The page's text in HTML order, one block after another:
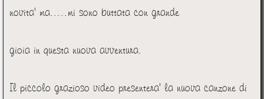
novita' ma.....mi sono buttata con grande
gioia in questa nuova avventura.
Il piccolo grazioso video presentera' la nuova canzone di